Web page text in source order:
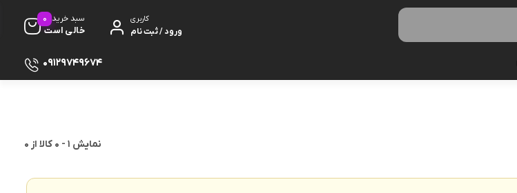
کاربری
ورود / ثبت نام
سبد خرید
خالی است
0
09129749674
نمایش 1
-
0 کالا از 0